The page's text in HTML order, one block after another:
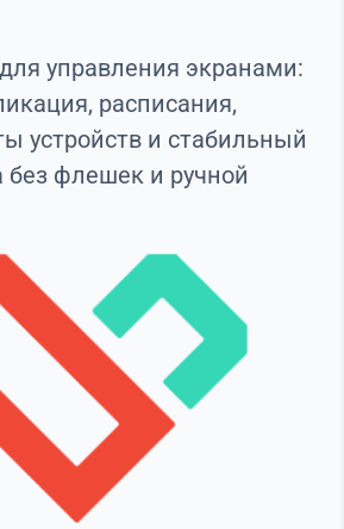
управления экранами:
расписания,
устройств и стабильный
без флешек и ручной